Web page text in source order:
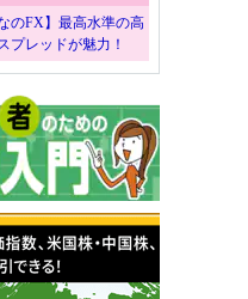
のFX】最高水準の高
プレッドが魅力！